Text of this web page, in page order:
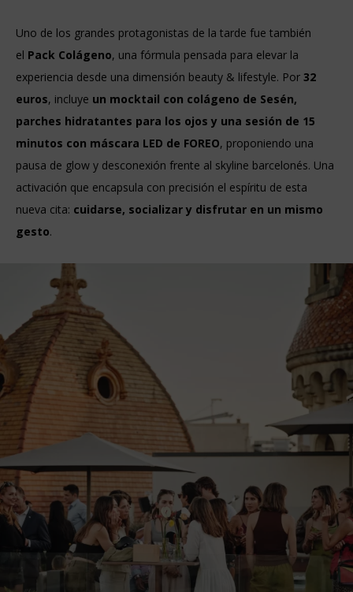
Uno de los grandes protagonistas de la tarde fue también
el Pack Colágeno, una fórmula pensada para elevar la
experiencia desde una dimensión beauty & lifestyle. Por 32
euros, incluye un mocktail con colágeno de Sesén,
parches hidratantes para los ojos y una sesión de 15
minutos con máscara LED de FOREO, proponiendo una
pausa de glow y desconexión frente al skyline barcelonés. Una
activación que encapsula con precisión el espíritu de esta
nueva cita: cuidarse, socializar y disfrutar en un mismo
gesto.